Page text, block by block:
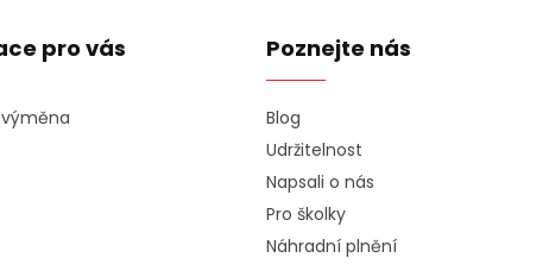
pro vás Poznejte nás
Blog
Udržitelnost
Napsali o nás
Pro školky
Náhradní plnění